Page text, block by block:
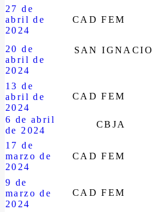
27 de
abril de
2024
CAD FEM
20 de
abril de
2024
SAN IGNACIO
13 de
abril de
2024
CAD FEM
6 de abril
de 2024
CBJA
17 de
marzo de
2024
CAD FEM
9 de
marzo de
2024
CAD FEM